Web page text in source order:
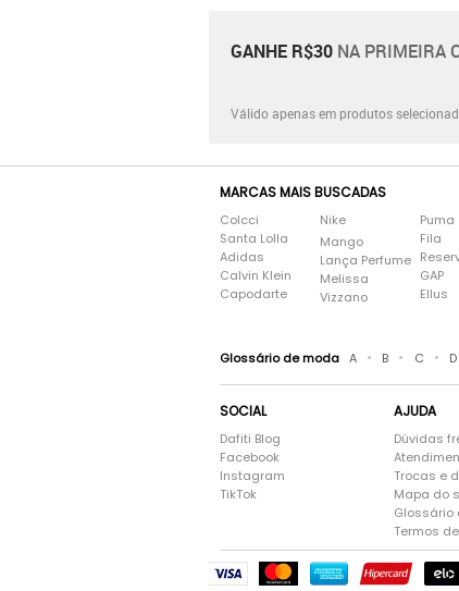
GANHE R$30 NA PRIMEIRA
Válido apenas em produtos
MARCAS MAIS BUSCADAS
Colcci
Santa Lolla
Adidas
Calvin Klein
Capodarte
Nike
Mango
Lança Perfume
Melissa
Vizzano
Puma
Fila
GAP
Ellus
Glossário de moda A • B • C • D
SOCIAL
Dafiti Blog
Facebook
Instagram
TikTok
AJUDA
Dúvidas
Trocas e
Mapa do
Glossário
Termos